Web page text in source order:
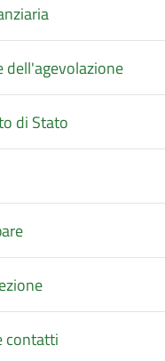
dell'agevolazione
di Stato
contatti